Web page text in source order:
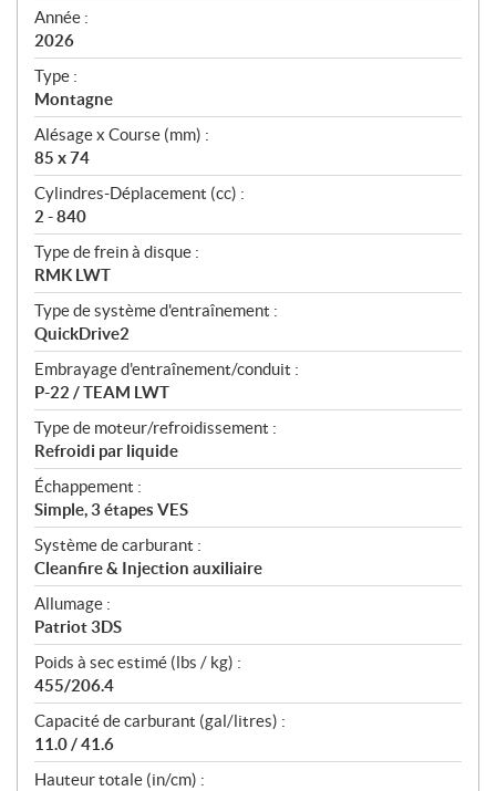
f
i
c
a
t
i
o
n
s
Année :
2026
Type :
Montagne
Alésage x Course (mm) :
85 x 74
Cylindres-Déplacement (cc) :
2 - 840
Type de frein à disque :
RMK LWT
Type de système d'entraînement :
QuickDrive2
Embrayage d'entraînement/conduit :
P-22 / TEAM LWT
Type de moteur/refroidissement :
Refroidi par liquide
Échappement :
Simple, 3 étapes VES
Système de carburant :
Cleanfire & Injection auxiliaire
Allumage :
Patriot 3DS
Poids à sec estimé (lbs / kg) :
455/206.4
Capacité de carburant (gal/litres) :
11.0 / 41.6
Hauteur totale (in/cm) :